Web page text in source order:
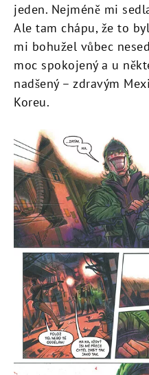
jeden. Nejméně mi
Ale tam chápu, že to
mi bohužel vůbec
moc spokojený a u
nadšený – zdravým
Koreu.